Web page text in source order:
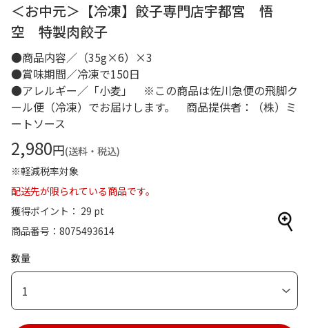
＜お中元＞【冷凍】餃子専門店宇都宮 悟
空 特製肉餃子
●商品内容／（35g×6）×3
●賞味期間／冷凍で150日
●アレルギー／「小麦」 ※この商品は佐川急便の飛脚ク
ール便（冷凍）でお届けします。 商品提供者：（株）ミ
ートソース
2,980円(送料・税込)
※軽減税率対象
配送先が限られている商品です。
獲得ポイント： 29 pt
商品番号
8075493614
数量
1